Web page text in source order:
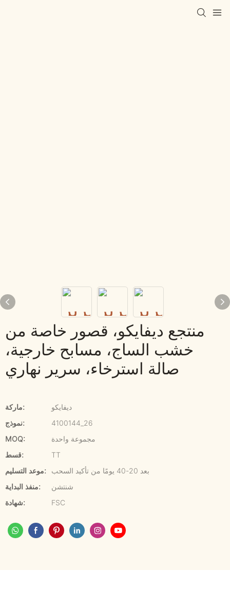
منتجع ديفايكو، قصور خاصة من
خشب الساج، مسابح خارجية،
صالة استرخاء، سرير نهاري
ماركة:
ديفايكو
نموذج:
4100144_26
MOQ:
مجموعة واحدة
قسط:
TT
موعد التسليم:
بعد 20-40 يومًا من تأكيد السحب
منفذ البداية:
شنتشن
شهادة:
FSC